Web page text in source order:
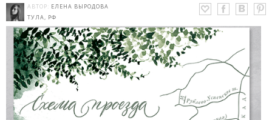
АВТОР: ЕЛЕНА ВЫРОДОВА
ТУЛА, РФ